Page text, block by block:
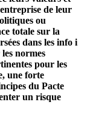
de leur
ou
totale sur la
dans les info i
normes
pour les
une forte
du Pacte
un risque